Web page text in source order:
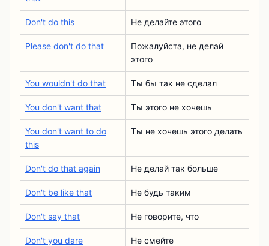
Don't do this Не делайте этого
Please don't do that
Пожалуйста, не делай
этого
You wouldn't do that Ты бы так не сделал
You don't want that Ты этого не хочешь
You don't want to do
this
Ты не хочешь этого делать
Don't do that again Не делай так больше
Don't be like that Не будь таким
Don't say that Не говорите, что
Don't you dare Не смейте